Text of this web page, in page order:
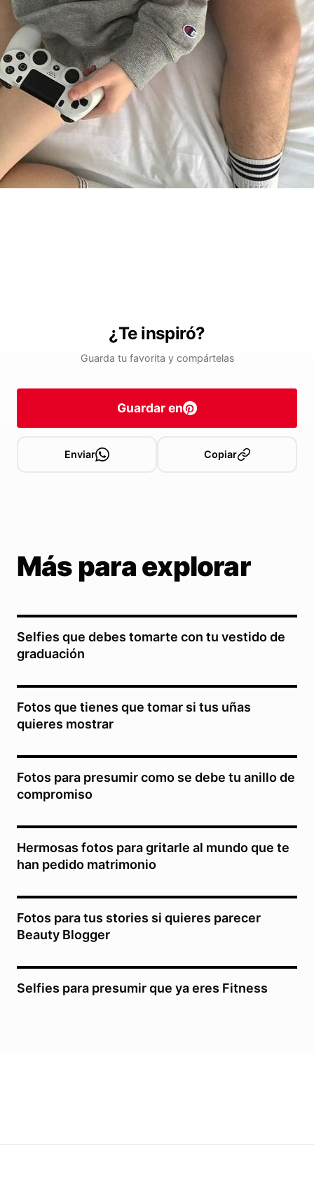
¿Te inspiró?
Guarda tu favorita y compártelas
Guardar en
Enviar Copiar
Más para explorar
Selfies que debes tomarte con tu vestido de
graduación
Fotos que tienes que tomar si tus uñas
quieres mostrar
Fotos para presumir como se debe tu anillo de
compromiso
Hermosas fotos para gritarle al mundo que te
han pedido matrimonio
Fotos para tus stories si quieres parecer
Beauty Blogger
Selfies para presumir que ya eres Fitness